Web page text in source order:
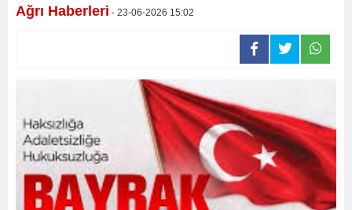
Ağrı Haberleri - 23-06-2026 15:02